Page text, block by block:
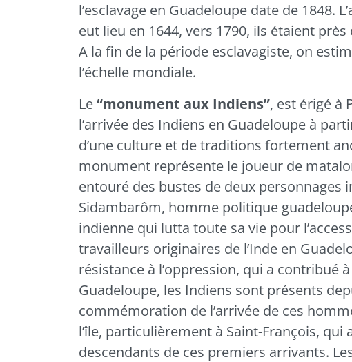
l’esclavage en Guadeloupe date de 1848.
eut lieu en 1644, vers 1790, ils étaient près
A la fin de la période esclavagiste, on
l’échelle mondiale.
Le“monument aux Indiens”, est érigé à
l’arrivée des Indiens en Guadeloupe à
d’une culture et de traditions fortement
monument représente le joueur de
entouré des bustes de deux personnages
Sidambarôm, homme politique
indienne qui lutta toute sa vie pour
travailleurs originaires de l’Inde en
résistance à l’oppression, qui a contribué
Guadeloupe, les Indiens sont présents
commémoration de l’arrivée de ces
l’île, particulièrement à Saint-François, qui
descendants de ces premiers arrivants.